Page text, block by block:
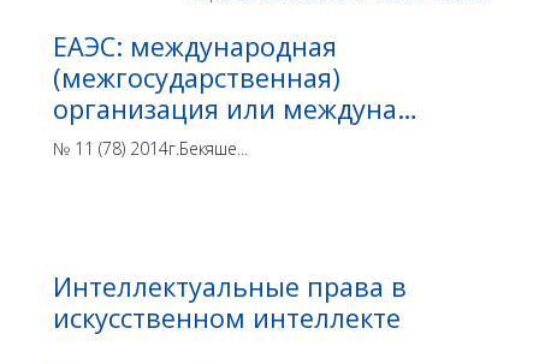
ЕАЭС: международная
(межгосударственная)
организация или междуна…
№ 11 (78) 2014г.Бекяше...
Интеллектуальные права в
искусственном интеллекте